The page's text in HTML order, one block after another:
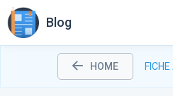
Blog
HOME